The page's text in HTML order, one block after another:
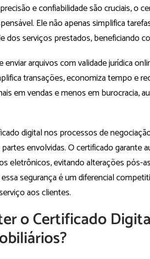
e confiabilidade são cruciais, o
Ele não apenas simplifica
dos serviços prestados, beneficiando
arquivos com validade jurídica
transações, economiza tempo e
em vendas e menos em burocracia,
digital nos processos de
envolvidas. O certificado garante
eletrônicos, evitando alterações pós-
segurança é um diferencial
aos clientes.
o Certificado